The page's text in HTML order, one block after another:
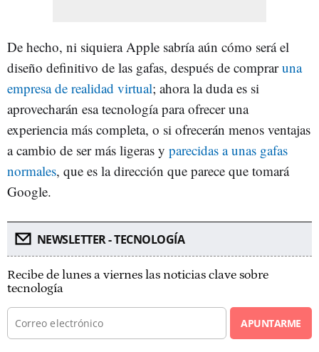
De hecho, ni siquiera Apple sabría aún cómo será el
diseño definitivo de las gafas, después de compraruna
empresa de realidad virtual; ahora la duda es si
aprovecharán esa tecnología para ofrecer una
experiencia más completa, o si ofrecerán menos ventajas
a cambio de ser más ligeras y parecidas a unas gafas
normales, que es la dirección que parece que tomará
Google.
NEWSLETTER - TECNOLOGÍA
Recibe de lunes a viernes las noticias clave sobre
tecnología
APUNTARME